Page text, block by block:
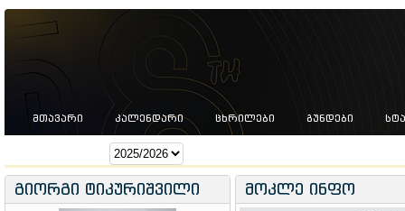
ᲛᲗᲐᲕᲐᲠᲘ ᲙᲐᲚᲔᲜᲓᲐᲠᲘ ᲪᲮᲠᲘᲚᲔᲑᲘ ᲒᲣᲜᲓᲔᲑᲘ
გიორგი ტიკურიშვილი მოკლე ინფო